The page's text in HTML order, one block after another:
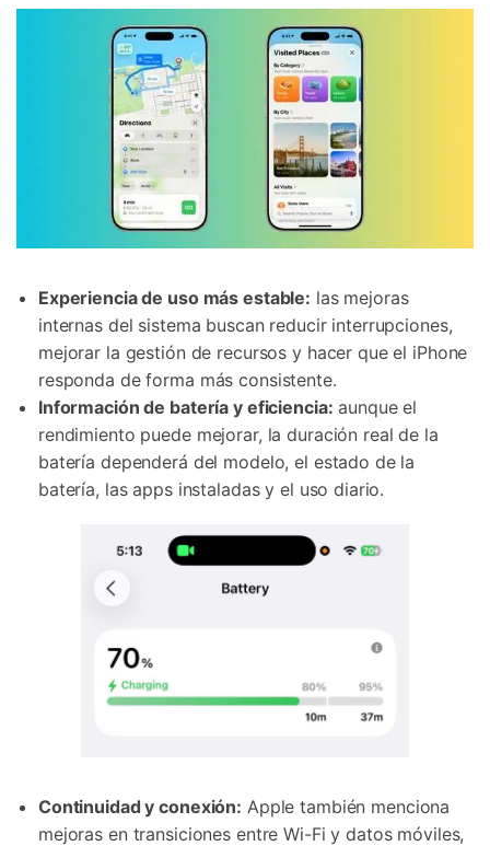
Experiencia de uso más estable: las mejoras
internas del sistema buscan reducir interrupciones,
mejorar la gestión de recursos y hacer que el iPhone
responda de forma más consistente.
Información de batería y eficiencia: aunque el
rendimiento puede mejorar, la duración real de la
batería dependerá del modelo, el estado de la
batería, las apps instaladas y el uso diario.
Continuidad y conexión: Apple también menciona
mejoras en transiciones entre Wi-Fi y datos móviles,